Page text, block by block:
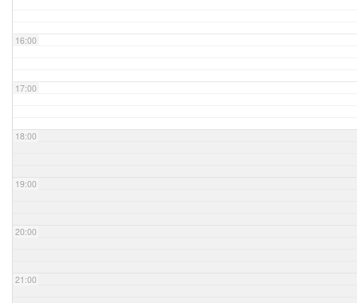
16:00
17:00
18:00
19:00
20:00
21:00